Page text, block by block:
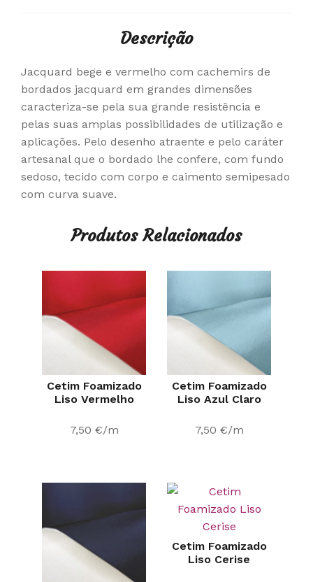
Descrição
Jacquard bege e vermelho com cachemirs de
bordados jacquard em grandes dimensões
caracteriza-se pela sua grande resistência e
pelas suas amplas possibilidades de utilização e
aplicações. Pelo desenho atraente e pelo caráter
artesanal que o bordado lhe confere, com fundo
sedoso, tecido com corpo e caimento semipesado
com curva suave.
Produtos Relacionados
Cetim Foamizado
Liso Vermelho
7,50 €/m
Cetim Foamizado
Liso Azul Claro
7,50 €/m
Cetim Foamizado
Liso Cerise